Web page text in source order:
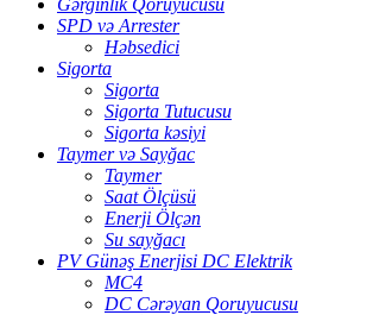
Gərginlik Qoruyucusu
SPD və Arrester
Həbsedici
Sigorta
Sigorta
Sigorta Tutucusu
Sigorta kəsiyi
Taymer və Sayğac
Taymer
Saat Ölçüsü
Enerji Ölçən
Su sayğacı
PV Günəş Enerjisi DC Elektrik
MC4
DC Cərəyan Qoruyucusu